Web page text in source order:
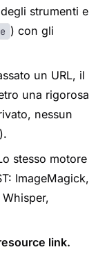
strumenti e
) con gli
un URL, il
una rigorosa
nessun
stesso motore
ImageMagick,
Whisper,
link.